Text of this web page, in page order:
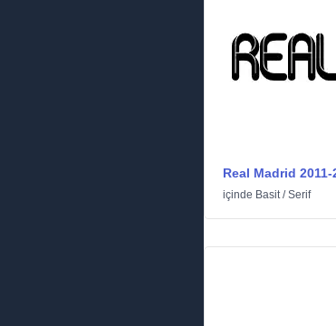
Real Madrid 2011-
içinde Basit/Serif